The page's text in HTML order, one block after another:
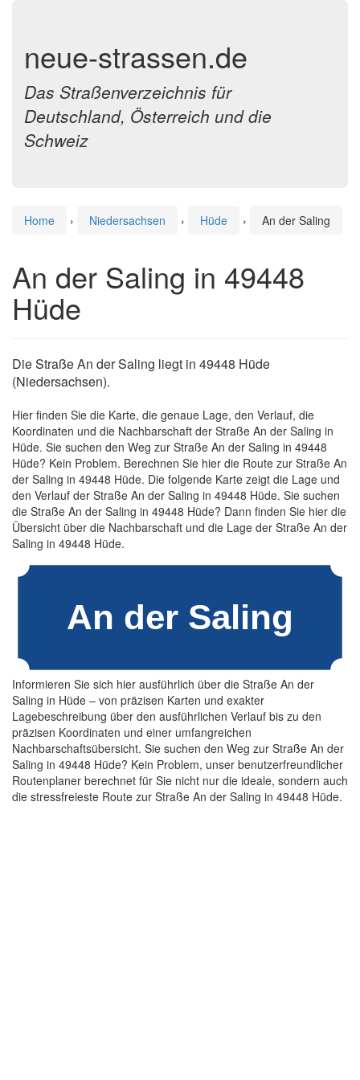
neue-strassen.de
Das Straßenverzeichnis für
Deutschland, Österreich und die
Schweiz
Home › Niedersachsen › Hüde › An der Saling
An der Saling in 49448
Hüde
Die Straße An der Saling liegt in 49448 Hüde
(Niedersachsen).
Hier finden Sie die Karte, die genaue Lage, den Verlauf, die
Koordinaten und die Nachbarschaft der Straße An der Saling in
Hüde. Sie suchen den Weg zur Straße An der Saling in 49448
Hüde? Kein Problem. Berechnen Sie hier die Route zur Straße An
der Saling in 49448 Hüde. Die folgende Karte zeigt die Lage und
den Verlauf der Straße An der Saling in 49448 Hüde. Sie suchen
die Straße An der Saling in 49448 Hüde? Dann finden Sie hier die
Übersicht über die Nachbarschaft und die Lage der Straße An der
Saling in 49448 Hüde.
Informieren Sie sich hier ausführlich über die Straße An der
Saling in Hüde – von präzisen Karten und exakter
Lagebeschreibung über den ausführlichen Verlauf bis zu den
präzisen Koordinaten und einer umfangreichen
Nachbarschaftsübersicht. Sie suchen den Weg zur Straße An der
Saling in 49448 Hüde? Kein Problem, unser benutzerfreundlicher
Routenplaner berechnet für Sie nicht nur die ideale, sondern auch
die stressfreieste Route zur Straße An der Saling in 49448 Hüde.